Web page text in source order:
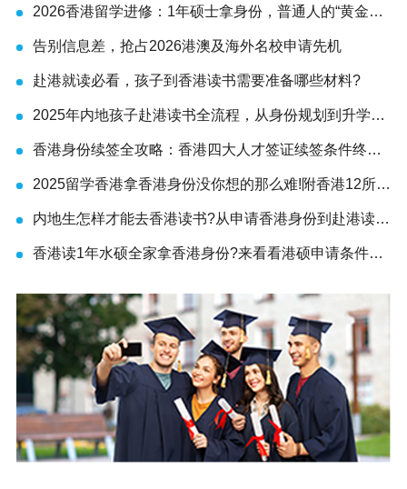
2026香港留学进修：1年硕士拿身份，普通人的“黄金窗
口期”还剩多久？
告别信息差，抢占2026港澳及海外名校申请先机
赴港就读必看，孩子到香港读书需要准备哪些材料?
2025年内地孩子赴港读书全流程，从身份规划到升学路
径!香港身份续签全攻略：香港四大人才签证续签条件终于
有人说透了
2025留学香港拿香港身份没你想的那么难!附香港12所大
学研究生申请要求
内地生怎样才能去香港读书?从申请香港身份到赴港读书
7步指南!
香港读1年水硕全家拿香港身份?来看看港硕申请条件和